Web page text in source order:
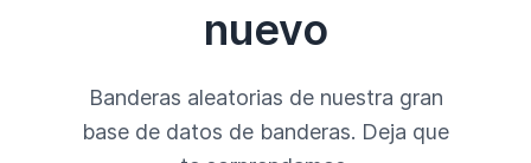
nuevo
Banderas aleatorias de nuestra gran
base de datos de banderas. Deja que